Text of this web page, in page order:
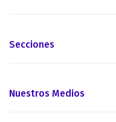
Secciones
Nuestros Medios